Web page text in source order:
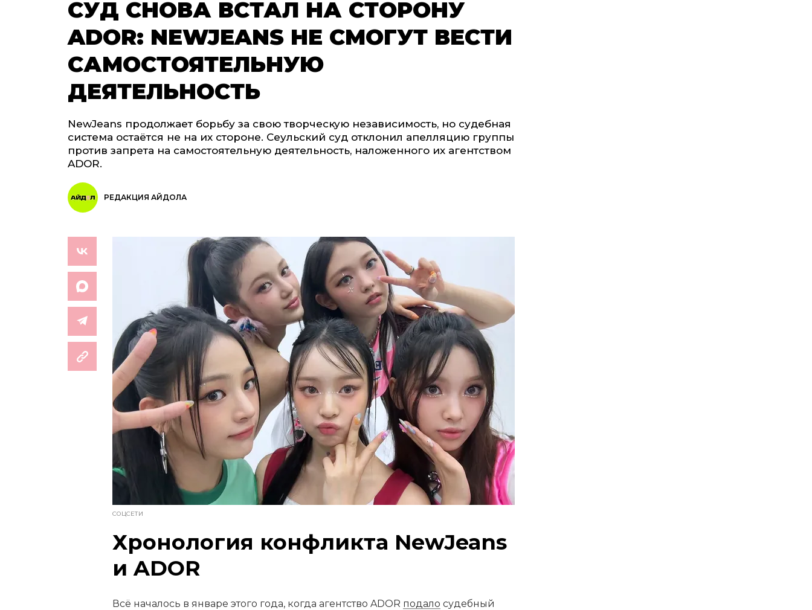
СУД СНОВА ВСТАЛ НА СТОРОНУ
ADOR: NEWJEANS НЕ СМОГУТ ВЕСТИ
САМОСТОЯТЕЛЬНУЮ
ДЕЯТЕЛЬНОСТЬ
NewJeans продолжает борьбу за свою творческую независимость, но судебная
система остаётся не на их стороне. Сеульский суд отклонил апелляцию группы
против запрета на самостоятельную деятельность, наложенного их агентством
ADOR.
РЕДАКЦИЯ АЙДОЛА
СОЦСЕТИ
Хронология конфликта NewJeans
и ADOR
Всё началось в январе этого года, когда агентство ADOR подало судебный